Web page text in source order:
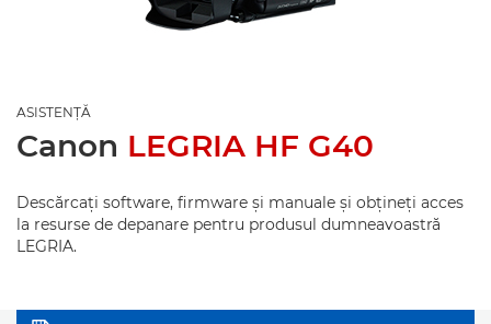
ASISTENŢĂ
Canon LEGRIA HF G40
Descărcaţi software, firmware şi manuale şi obţineţi acces
la resurse de depanare pentru produsul dumneavoastră
LEGRIA.